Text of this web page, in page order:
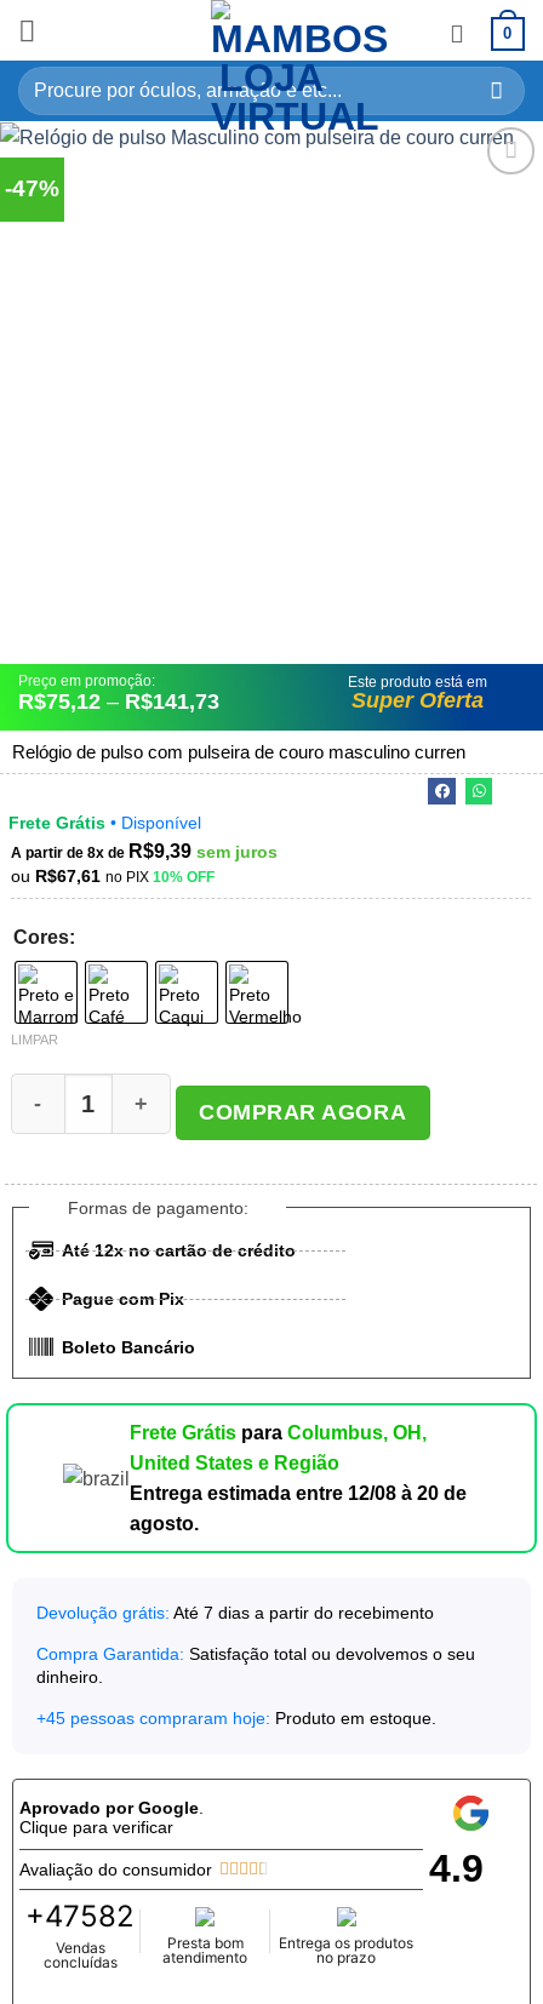
0
-47%
Preço em promoção:
R$75,12 – R$141,73
Este produto está em
Super Oferta
Relógio de pulso com pulseira de couro masculino curren
Frete Grátis • Disponível
A partir de 8x de R$9,39 sem juros
ou R$67,61 no PIX 10% OFF
Cores:
LIMPAR
COMPRAR AGORA
Formas de pagamento:
Até 12x no cartão de crédito
Pague com Pix
Boleto Bancário
Frete Grátis para Columbus, OH,
United States e Região
Entrega estimada entre 12/08 à 20 de
agosto.
Devolução grátis: Até 7 dias a partir do recebimento
Compra Garantida: Satisfação total ou devolvemos o seu
dinheiro.
+45 pessoas compraram hoje: Produto em estoque.
Aprovado por Google
Clique para verificar
Avaliação do consumidor     
+47582
Vendas
concluídas
Presta bom
atendimento
Entrega os produtos
no prazo
4.9